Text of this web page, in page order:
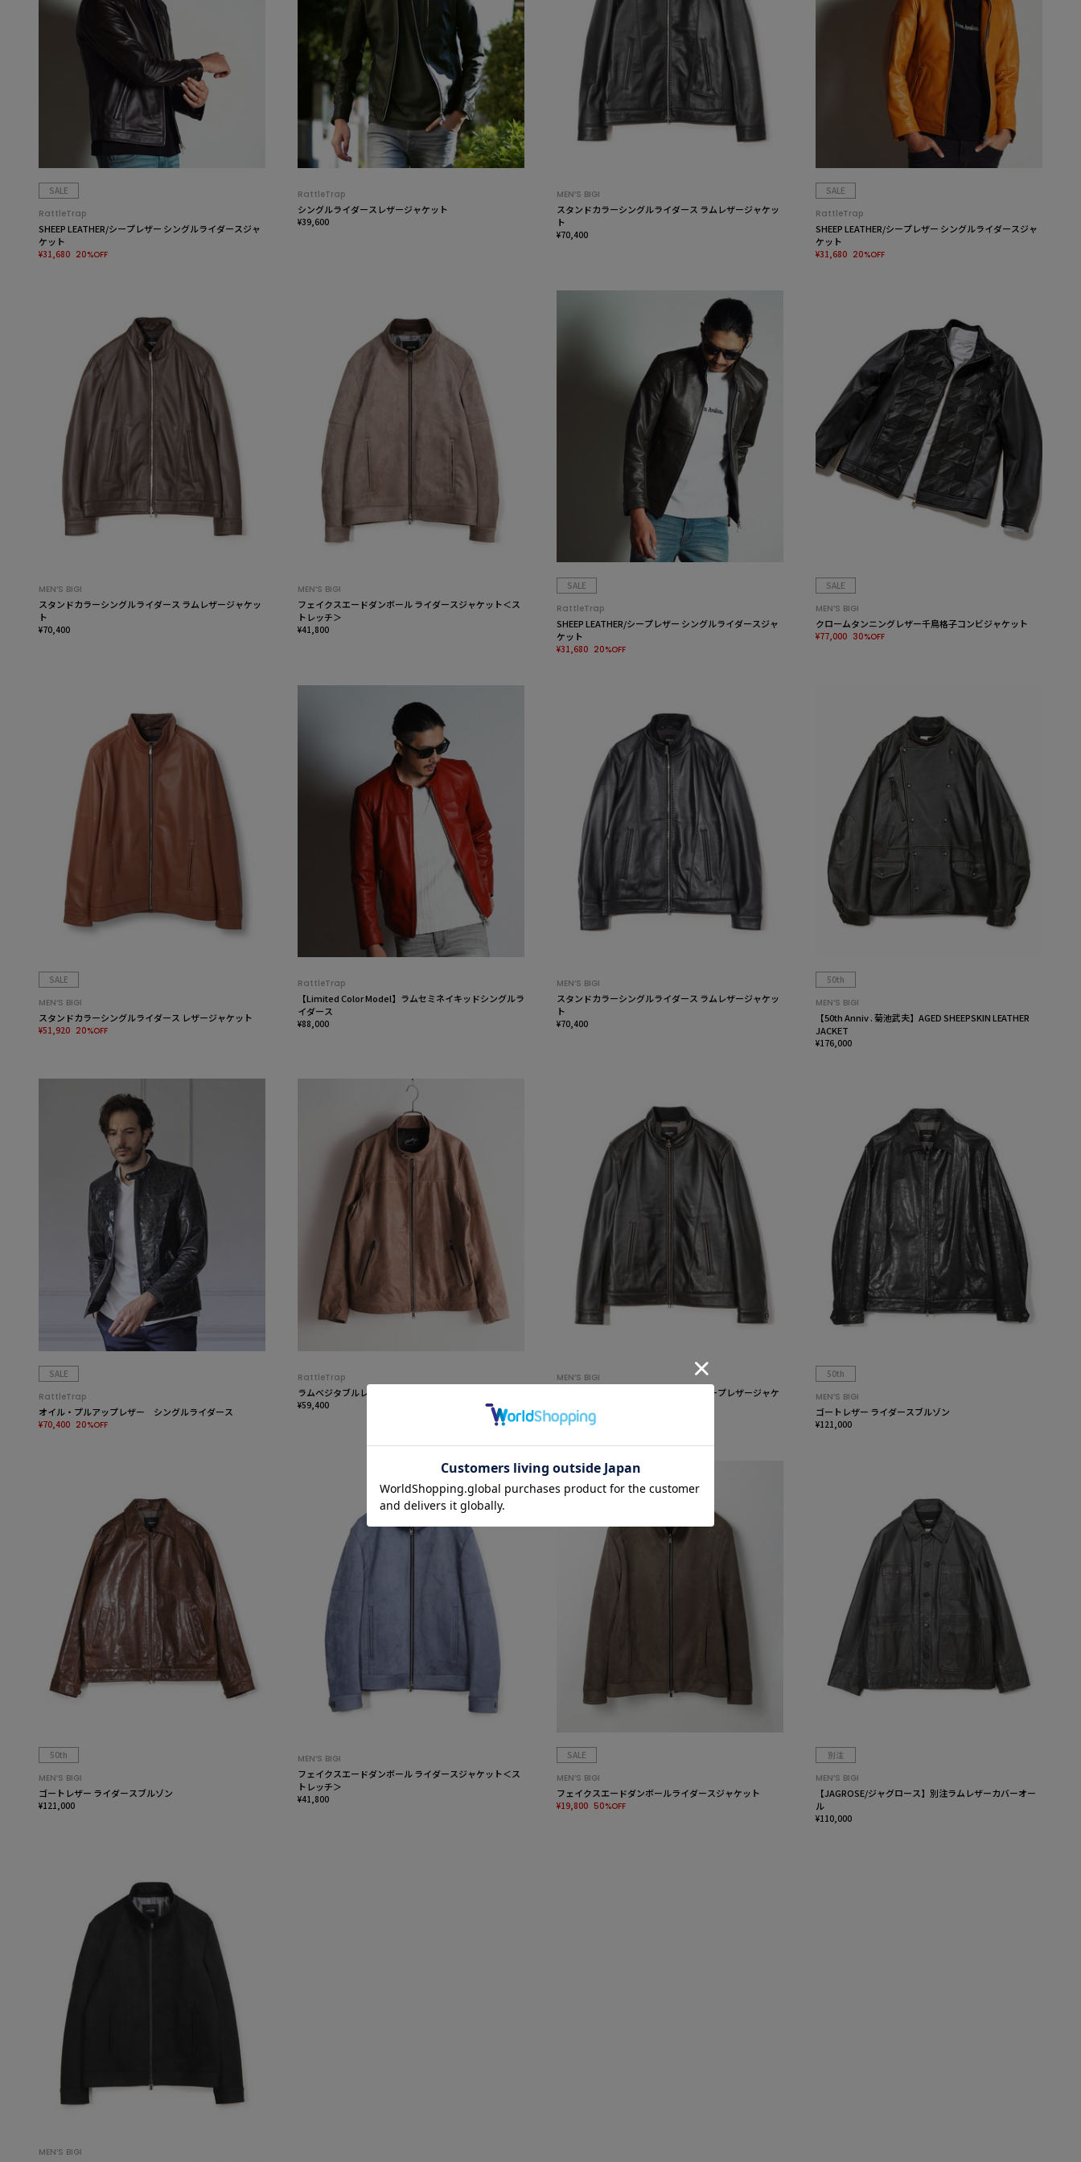
SALE
RattleTrap
SHEEP LEATHER/シープレザー シングルライダースジャ
ケット
¥31,680 20%OFF
RattleTrap
シングルライダースレザージャケット
¥39,600
MEN’S BIGI
スタンドカラーシングルライダース ラムレザージャケッ
ト
¥70,400
SALE
RattleTrap
SHEEP LEATHER/シープレザー シングルライダースジャ
ケット
¥31,680 20%OFF
MEN’S BIGI
スタンドカラーシングルライダース ラムレザージャケッ
ト
¥70,400
MEN’S BIGI
フェイクスエードダンボール ライダースジャケット＜ス
トレッチ＞
¥41,800
SALE
RattleTrap
SHEEP LEATHER/シープレザー シングルライダースジャ
ケット
¥31,680 20%OFF
SALE
MEN’S BIGI
クロームタンニングレザー千鳥格子コンビジャケット
¥77,000 30%OFF
SALE
MEN’S BIGI
スタンドカラーシングルライダース レザージャケット
¥51,920 20%OFF
RattleTrap
【Limited Color Model】ラムセミネイキッドシングルラ
イダース
¥88,000
MEN’S BIGI
スタンドカラーシングルライダース ラムレザージャケッ
ト
¥70,400
50th
MEN’S BIGI
【50th Anniv . 菊池武夫】AGED SHEEPSKIN LEATHER
JACKET
¥176,000
SALE
RattleTrap
オイル・プルアップレザー シングルライダース
¥70,400 20%OFF
RattleTrap
ラムベジタブルレザーシングルライダース
¥59,400
MEN’S BIGI
スタンドカラーシングルライダース シープレザージャケ
¥110,000
50th
MEN’S BIGI
ゴートレザー ライダースブルゾン
¥121,000
50th
MEN’S BIGI
ゴートレザー ライダースブルゾン
¥121,000
MEN’S BIGI
フェイクスエードダンボール ライダースジャケット＜ス
トレッチ＞
¥41,800
SALE
MEN’S BIGI
フェイクスエードダンボールライダースジャケット
¥19,800 50%OFF
別注
MEN’S BIGI
【JAGROSE/ジャグロース】別注ラムレザーカバーオー
ル
¥110,000
MEN’S BIGI